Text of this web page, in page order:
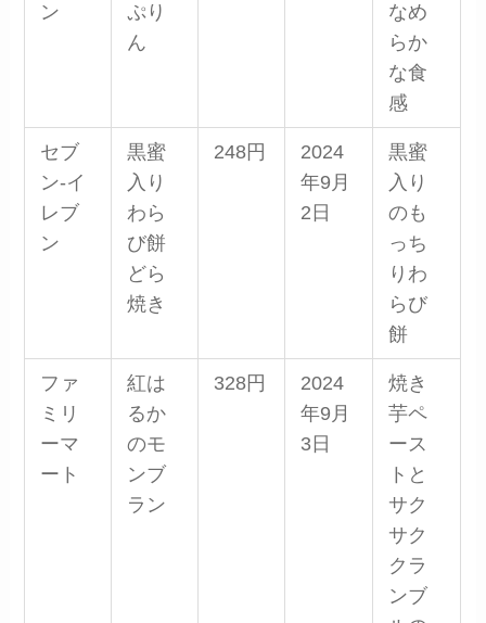
ン
ぷり
ん
なめ
らか
な食
感
セブ
ン-イ
レブ
ン
黒蜜
入り
わら
び餅
どら
焼き
248円
2024
年9月
2日
黒蜜
入り
のも
っち
りわ
らび
餅
ファ
ミリ
ーマ
ート
紅は
るか
のモ
ンブ
ラン
328円
2024
年9月
3日
焼き
芋ペ
ース
トと
サク
サク
クラ
ンブ